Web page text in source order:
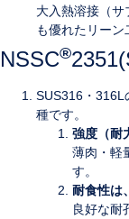
大入熱溶接（サ
も優れたリーン
NSSC®
SUS316・316L
種です。
強度（耐
薄肉・軽
す。
耐食性は
良好な耐